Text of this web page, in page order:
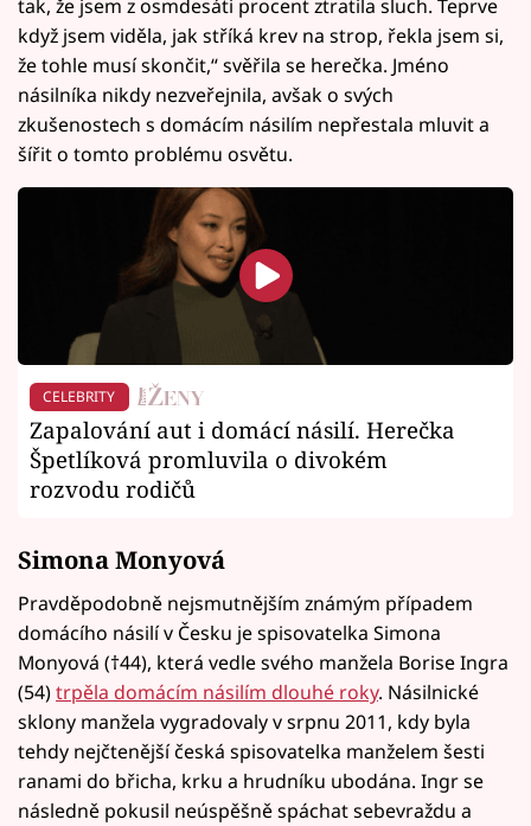
tak, že jsem z osmdesáti procent ztratila sluch. Teprve
když jsem viděla, jak stříká krev na strop, řekla jsem si,
že tohle musí skončit,“ svěřila se herečka. Jméno
násilníka nikdy nezveřejnila, avšak o svých
zkušenostech s domácím násilím nepřestala mluvit a
šířit o tomto problému osvětu.
CELEBRITY
Zapalování aut i domácí násilí. Herečka
Špetlíková promluvila o divokém
rozvodu rodičů
Simona Monyová
Pravděpodobně nejsmutnějším známým případem
domácího násilí v Česku je spisovatelka Simona
Monyová (†44), která vedle svého manžela Borise Ingra
(54)trpěla domácím násilím dlouhé roky. Násilnické
sklony manžela vygradovaly v srpnu 2011, kdy byla
tehdy nejčtenější česká spisovatelka manželem šesti
ranami do břicha, krku a hrudníku ubodána. Ingr se
následně pokusil neúspěšně spáchat sebevraždu a